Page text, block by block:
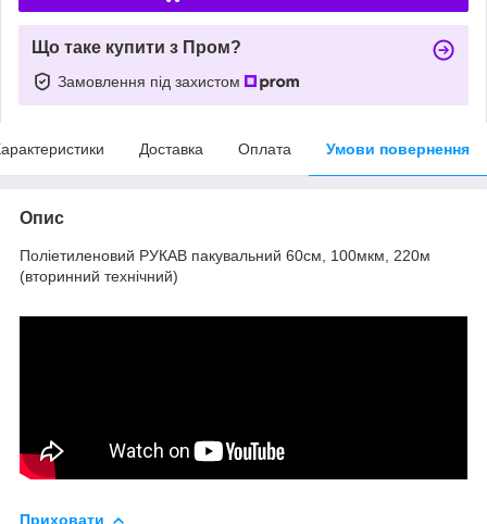
Що таке купити з Пром?
Замовлення під захистом
Доставка Оплата Умови повернення
Опис
Поліетиленовий РУКАВ пакувальний 60см, 100мкм, 220м
(вторинний технічний)
Приховати